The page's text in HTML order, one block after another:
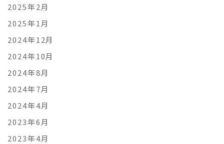
2025年2月
2025年1月
2024年12月
2024年10月
2024年8月
2024年7月
2024年4月
2023年6月
2023年4月